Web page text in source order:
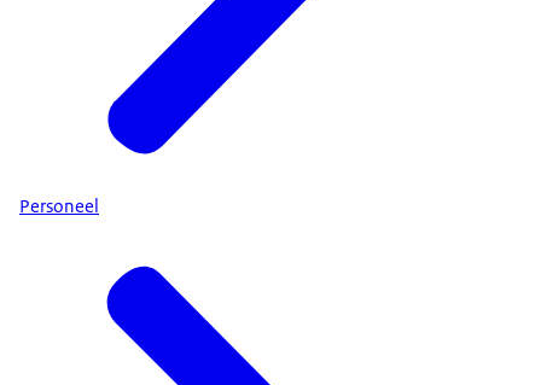
Personeel